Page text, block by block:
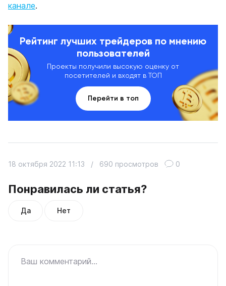
канале.
Рейтинг лучших трейдеров по мнению
пользователей
Проекты получили высокую оценку от
посетителей и входят в ТОП
Перейти в топ
Понравилась ли статья?
Да Нет
18 октября 2022 11:13 / 690 просмотров 0
Ваш комментарий...